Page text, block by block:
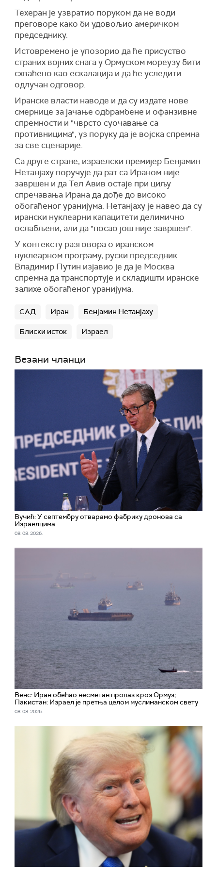
нуклеарног програма Ирана, уз оцену да
преговори треба да буду засновани на
"врховним државним интересима" и
консултацијама са земљама региона.
Ирански извор је оценио да би позитиван
приступ Сједињених Америчких Држава
убрзао и унапредио преговарачки процес.
"Сада је избор на Вашингтону, а његова
спремност на политички реализам биће
пресудна", навео је исти извор.
Предложени амерички меморандум, који
садржи 14 тачака, укључује обавезу Ирана на
мораторијум на обогаћивање уранијума, уз
истовремено постепено укидање америчких
санкција и ослобађање замрзнутих иранских
средстава.
(Al Jazeera)
"генерално не прихвата реалност" и да га због
тога, како је рекао, "Иран стално побеђује".
Реакција долази након што је Трамп раније на
својој друштвеној мрежиTruth Socialнаписао
да му се ирански предлог "не допада".
(Танјуг)
Техеран је узвратио поруком да не води
преговоре како би удовољио америчком
председнику.
Истовремено је упозорио да ће присуство
страних војних снага у Ормуском мореузу бити
схваћено као ескалација и да ће уследити
одлучан одговор.
Иранске власти наводе и да су издате нове
смернице за јачање одбрамбене и офанзивне
спремности и "чврсто суочавање са
противницима", уз поруку да је војска спремна
за све сценарије.
Са друге стране, израелски премијер Бенјамин
Нетанјаху поручује да рат са Ираном није
завршен и да Тел Авив остаје при циљу
спречавања Ирана да дође до високо
обогаћеног уранијума. Нетанјаху је навео да су
ирански нуклеарни капацитети делимично
ослабљени, али да "посао још није завршен".
У контексту разговора о иранском
нуклеарном програму, руски председник
Владимир Путин изјавио је да је Москва
спремна да транспортује и складишти иранске
залихе обогаћеног уранијума.
САД Иран Бенјамин Нетанјаху
Блиски исток Израел
Везани чланци
Вучић: У септембру отварамо фабрику дронова са
Израелцима
08. 08. 2026.
Венс: Иран обећао несметан пролаз кроз Ормуз;
Пакистан: Израел је претња целом муслиманском свету
08. 08. 2026.